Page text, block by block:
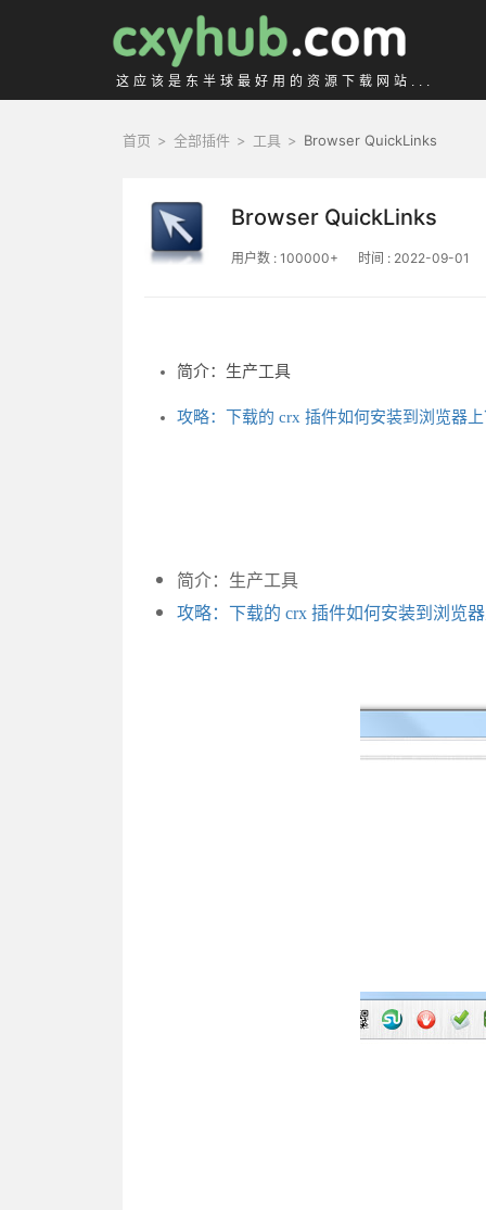
这应该是东半球最好用的资源下载网站...
首页 > 全部插件 > 工具 > Browser QuickLinks
Browser QuickLinks
用户数 : 100000+ 时间 : 2022-09-01
简介：生产工具
攻略：下载的 crx 插件如何安装到浏览器
简介：生产工具
攻略：下载的 crx 插件如何安装到浏览